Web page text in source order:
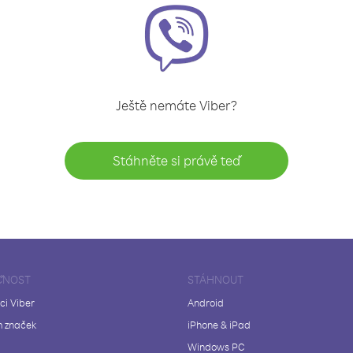
Ještě nemáte Viber?
Stáhněte si právě teď
Viber
značek
STÁHNOUT
Android
iPhone & iPad
Windows PC